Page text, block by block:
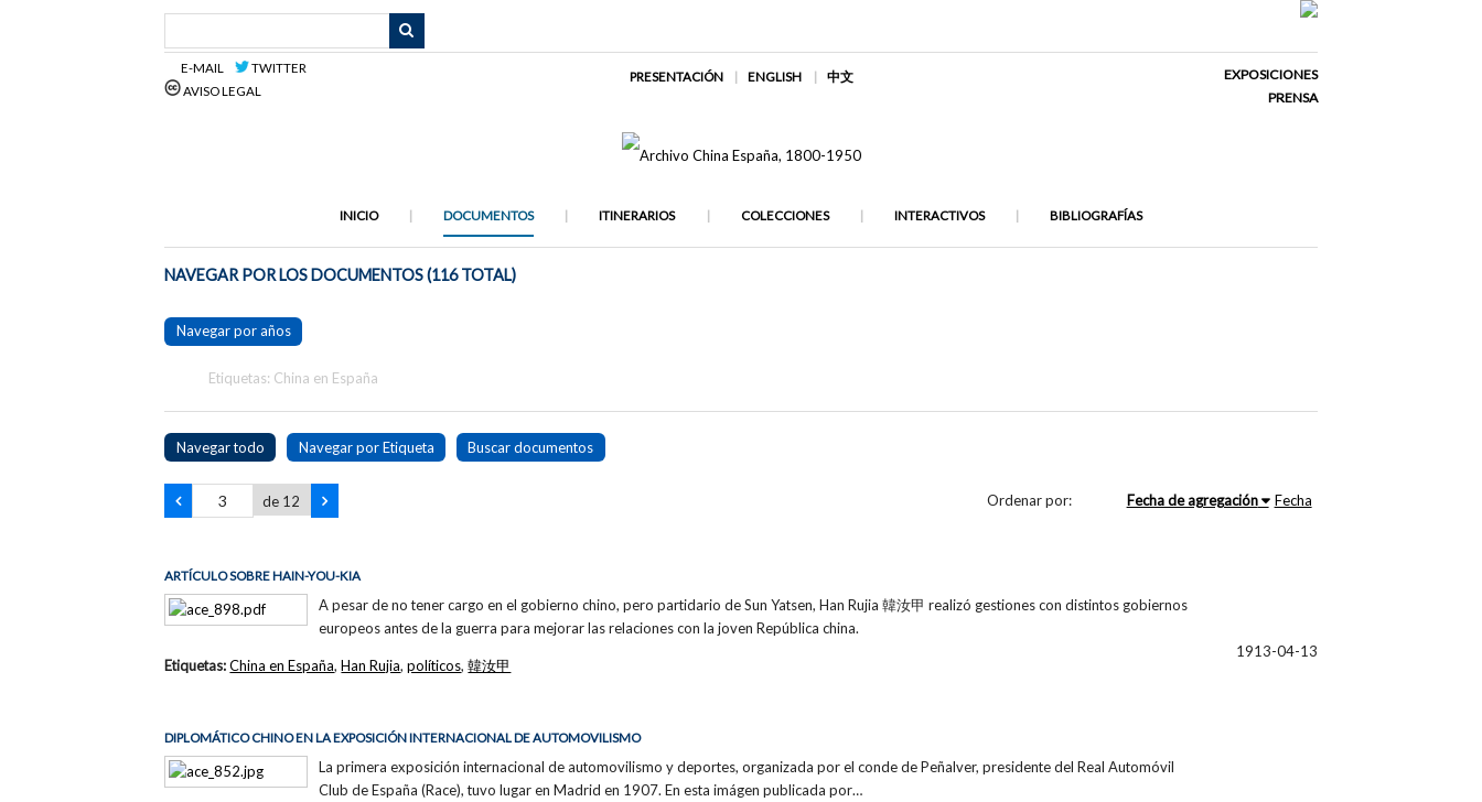
E-MAIL
TWITTER
AVISO LEGAL
PRESENTACIÓN ENGLISH 中文
EXPOSICIONES
PRENSA
INICIO DOCUMENTOS ITINERARIOS COLECCIONES INTERACTIVOS BIBLIOGRAFÍAS
NAVEGAR POR LOS DOCUMENTOS (116 TOTAL)
Navegar por años
Etiquetas: China en España
Navegar todo Navegar por Etiqueta Buscar documentos
de 12 Ordenar por: Fecha de agregación Fecha
ARTÍCULO SOBRE HAIN-YOU-KIA
A pesar de no tener cargo en el gobierno chino, pero partidario de Sun Yatsen, Han Rujia 韓汝甲 realizó gestiones con distintos gobiernos
europeos antes de la guerra para mejorar las relaciones con la joven República china.
1913-04-13
Etiquetas:China en España,Han Rujia,políticos,韓汝甲
DIPLOMÁTICO CHINO EN LA EXPOSICIÓN INTERNACIONAL DE AUTOMOVILISMO
La primera exposición internacional de automovilismo y deportes, organizada por el conde de Peñalver, presidente del Real Automóvil
Club de España (Race), tuvo lugar en Madrid en 1907. En esta imágen publicada por…